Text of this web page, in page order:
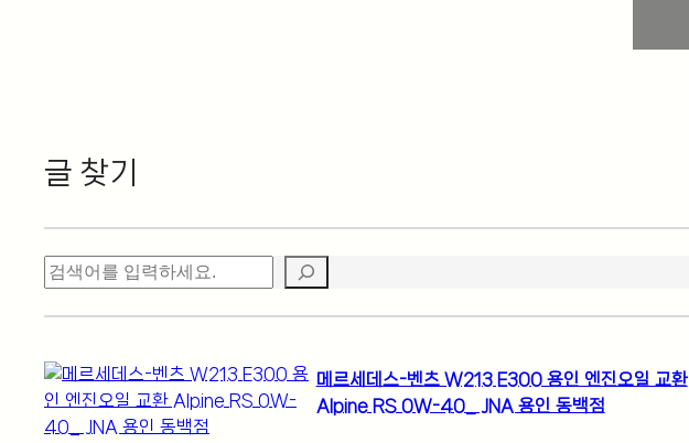
글 찾기
검
색
메르세데스-벤츠 W213 E300 용인 엔진오일 교환
Alpine RS 0W-40_ JNA 용인 동백점